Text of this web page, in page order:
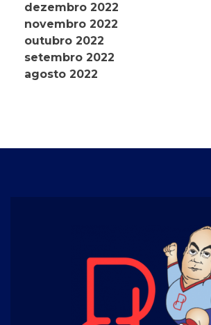
dezembro 2022
novembro 2022
outubro 2022
setembro 2022
agosto 2022